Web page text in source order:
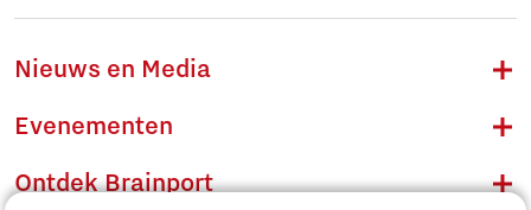
Nieuws en Media
Evenementen
Ontdek Brainport